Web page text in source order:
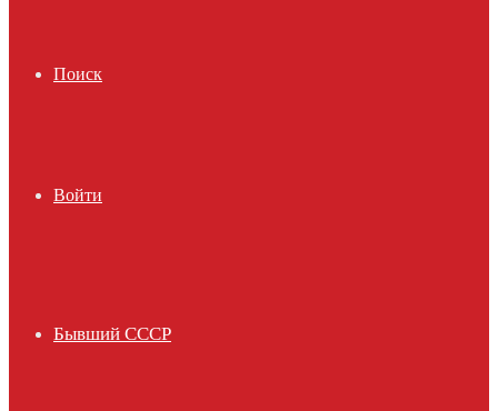
Поиск
Войти
Бывший СССР